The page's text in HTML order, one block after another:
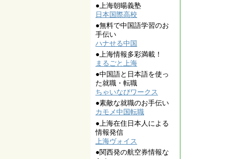
●上海朝暘義塾
日本国際高校
●無料で中国語学習のお
手伝い
ハナせる中国
●上海情報多彩満載！
まるごと上海
●中国語と日本語を使っ
た就職・転職
ちゃいなびワークス
●素敵な就職のお手伝い
カモメ中国転職
●上海在住日本人による
情報発信
上海ヴォイス
●関西発の航空券情報な